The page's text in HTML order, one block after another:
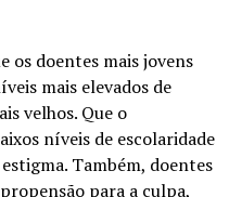
os doentes mais jovens
mais elevados de
velhos. Que o
níveis de escolaridade
Também, doentes
para a culpa,